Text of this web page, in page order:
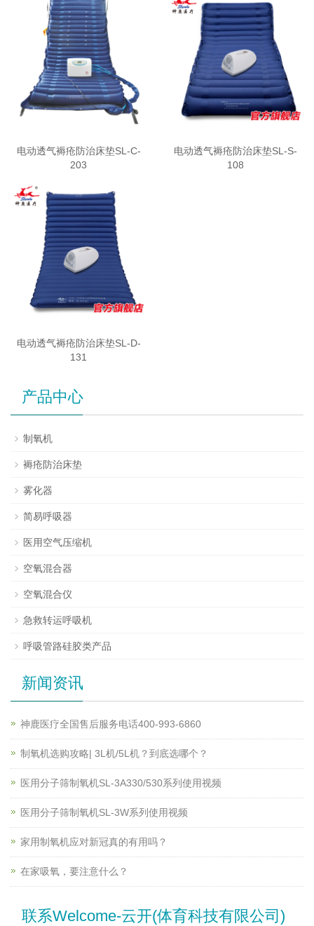
电动透气褥疮防治床垫SL-C-
203
电动透气褥疮防治床垫SL-S-
108
电动透气褥疮防治床垫SL-D-
131
产品中心
制氧机
褥疮防治床垫
雾化器
简易呼吸器
医用空气压缩机
空氧混合器
空氧混合仪
急救转运呼吸机
呼吸管路硅胶类产品
新闻资讯
神鹿医疗全国售后服务电话400-993-6860
制氧机选购攻略| 3L机/5L机？到底选哪个？
医用分子筛制氧机SL-3A330/530系列使用视频
医用分子筛制氧机SL-3W系列使用视频
家用制氧机应对新冠真的有用吗？
在家吸氧，要注意什么？
联系Welcome-云开(体育科技有限公司)